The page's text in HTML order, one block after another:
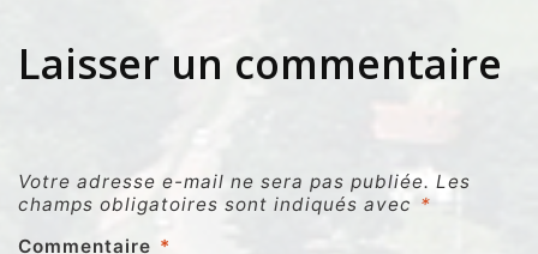
Laisser un commentaire
Votre adresse e-mail ne sera pas publiée. Les
champs obligatoires sont indiqués avec *
Commentaire *